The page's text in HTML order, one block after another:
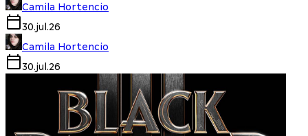
Camila Hortencio
30.jul.26
Camila Hortencio
30.jul.26